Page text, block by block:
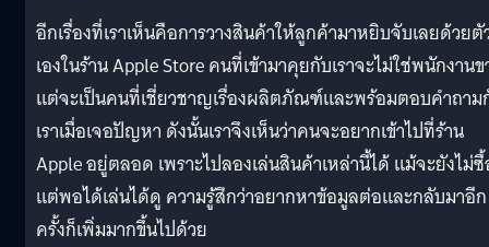
อีกเรื่องที่เราเห็นคือการวางสินค้าให้ลูกค้ามาหยิบจับเลยด้วยตั
เองในร้าน Apple Store คนที่เข้ามาคุยกับเราจะไม่ใช่พนักงาน
แต่จะเป็นคนที่เชี่ยวชาญเรื่องผลิตภัณฑ์และพร้อมตอบคำถาม
เราเมื่อเจอปัญหา ดังนั้นเราจึงเห็นว่าคนจะอยากเข้าไปที่ร้าน
Apple อยู่ตลอด เพราะไปลองเล่นสินค้าเหล่านี้ได้ แม้จะยังไม่
แต่พอได้เล่นได้ดู ความรู้สึกว่าอยากหาข้อมูลต่อและกลับมาอีก
ครั้งก็เพิ่มมากขึ้นไปด้วย